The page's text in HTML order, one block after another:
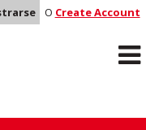
O Create Account